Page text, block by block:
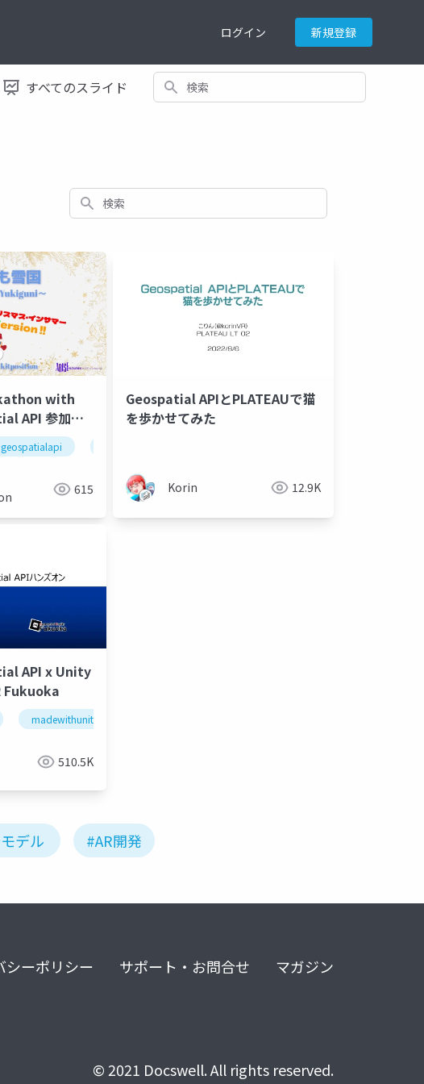
ログイン 新規登録
すべてのスライド 検索
検索
xr信州
with
API 参加作
プレゼンスラ
geospatialapi
615
Geospatial APIとPLATEAUで猫
を歩かせてみた
Korin 12.9K
ar_fukuoka
API x Unity
Fukuoka
madewithunity
510.5K
デル #AR開発
シーポリシー サポート・お問合せ マガジン
© 2021 Docswell. All rights reserved.